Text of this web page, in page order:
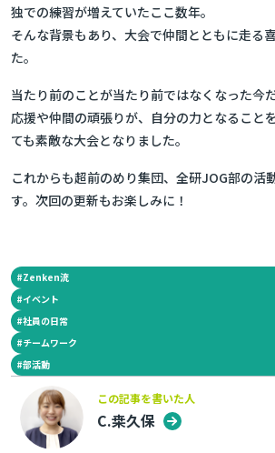
独での練習が増えていたここ数年。
そんな背景もあり、大会で仲間とともに走る
た。
当たり前のことが当たり前ではなくなった今
応援や仲間の頑張りが、自分の力となること
ても素敵な大会となりました。
これからも超前のめり集団、全研JOG部の活
す。次回の更新もお楽しみに！
#Zenken流
#イベント
#社員の日常
#チームワーク
#部活動
この記事を書いた人
C.桒久保